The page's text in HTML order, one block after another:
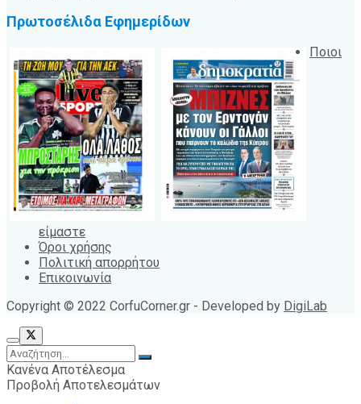
Πρωτοσέλιδα Εφημερίδων
Ποιοι
είμαστε
Όροι χρήσης
Πολιτική απορρήτου
Επικοινωνία
Copyright © 2022 CorfuCorner.gr - Developed by DigiLab
Κανένα Αποτέλεσμα
Προβολή Αποτελεσμάτων